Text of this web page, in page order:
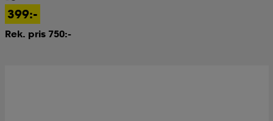
399:-
Rek. pris 750:-